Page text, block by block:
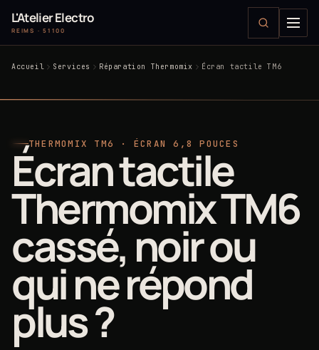
L'Atelier Electro
REIMS · 51100
Accueil Services Réparation Thermomix Écran tactile TM6
THERMOMIX TM6 · ÉCRAN 6,8 POUCES
Écran tactile
Thermomix TM6
cassé, noir ou
qui ne répond
plus ?